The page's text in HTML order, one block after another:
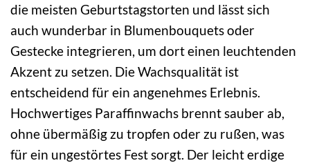
die meisten Geburtstagstorten und lässt sich
auch wunderbar in Blumenbouquets oder
Gestecke integrieren, um dort einen leuchtenden
Akzent zu setzen. Die Wachsqualität ist
entscheidend für ein angenehmes Erlebnis.
Hochwertiges Paraffinwachs brennt sauber ab,
ohne übermäßig zu tropfen oder zu rußen, was
für ein ungestörtes Fest sorgt. Der leicht erdige